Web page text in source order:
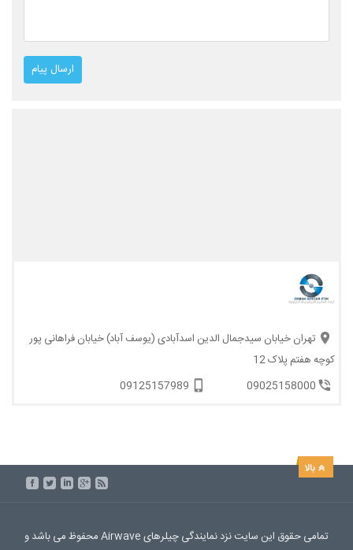
تهران خیابان سیدجمال الدین اسدآبادی (یوسف آباد) خیابان فراهانی پور
کوچه هفتم پلاک 12
09025158000
09125157989
تمامی حقوق این سایت نزد نمایندگی چیلرهای Airwave محفوظ می باشد و